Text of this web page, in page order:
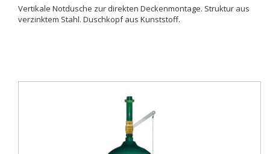
Vertikale Notdusche zur direkten Deckenmontage. Struktur aus
verzinktem Stahl. Duschkopf aus Kunststoff.